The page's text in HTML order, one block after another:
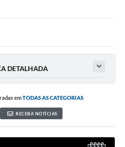
DETALHADA
emTODAS AS CATEGORIAS
RECEBA NOTÍCIAS